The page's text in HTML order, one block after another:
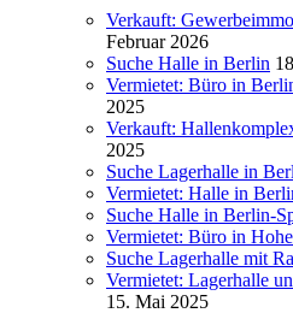
Verkauft:
Februar 2026
Suche Halle in Berlin
Vermietet: Büro in
2025
Verkauft:
2025
Suche Lagerhalle in
Vermietet: Halle in
Suche Halle in Berlin-
Vermietet: Büro in
Suche Lagerhalle mit
Vermietet: Lagerhalle
15. Mai 2025